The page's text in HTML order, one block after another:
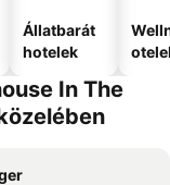
Állatbarát
hotelek
In The